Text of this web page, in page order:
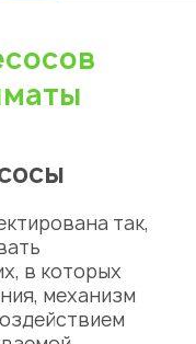
так,
в которых
механизм